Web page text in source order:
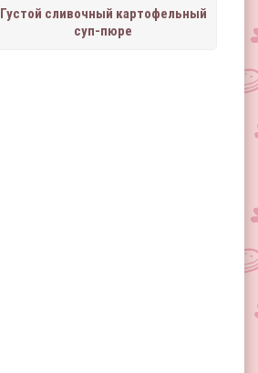
Густой сливочный картофельный
суп-пюре